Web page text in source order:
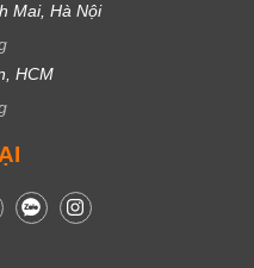
Mai, Hà Nội
HCM